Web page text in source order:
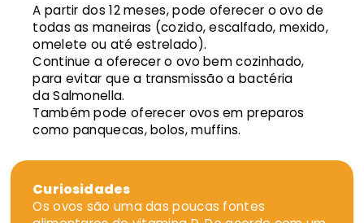
A partir dos 12 meses, pode oferecer o ovo de
todas as maneiras (cozido, escalfado, mexido,
omelete ou até estrelado).
Continue a oferecer o ovo bem cozinhado,
para evitar que a transmissão a bactéria
da Salmonella.
Também pode oferecer ovos em preparos
como panquecas, bolos, muffins.
Curiosidades
Os ovos são uma das poucas fontes